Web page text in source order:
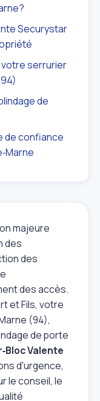
Securystar
votre serrurier
de
de confiance
majeure
des
des
des accès.
et Fils, votre
(94),
de porte
Valente
d'urgence,
le conseil, le